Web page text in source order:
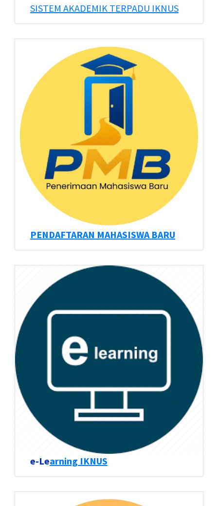
SISTEM AKADEMIK TERPADU IKNUS
PENDAFTARAN MAHASISWA BARU
e-Learning IKNUS